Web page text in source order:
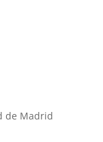
de Madrid